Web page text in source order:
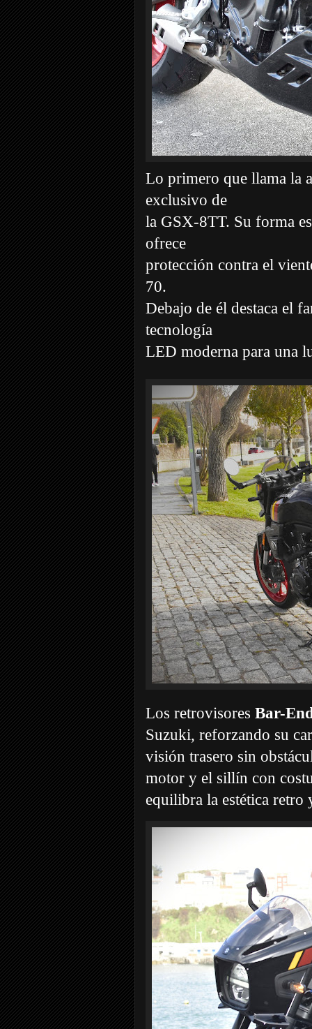
Lo primero que llama la
exclusivo de
la GSX-8TT. Su forma
ofrece
protección contra el
70.
Debajo de él destaca el
tecnología
LED moderna para una
Los retrovisores Bar-
Suzuki, reforzando su
visión trasero sin
motor y el sillín con
equilibra la estética